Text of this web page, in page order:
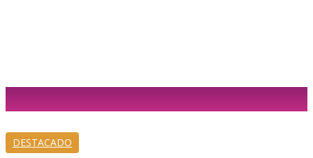
Sabrina Cuculiansky
DESTACADO